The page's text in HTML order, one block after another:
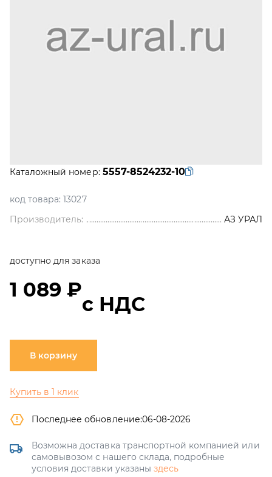
Каталожный номер: 5557-8524232-10
код товара: 13027
Производитель:
АЗ УРАЛ
доступно для заказа
1 089 ₽
с НДС
В корзину
Купить в 1 клик
Последнее обновление:06-08-2026
Возможна доставка транспортной компанией или
самовывозом с нашего склада, подробные
условия доставки указаны здесь